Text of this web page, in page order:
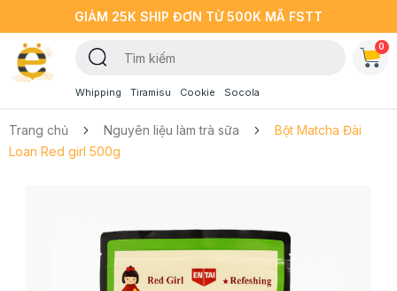
GIẢM 25K SHIP ĐƠN TỪ 500K MÃ FSTT
Whipping Tiramisu Cookie Socola
0
Trang chủ Nguyên liệu làm trà sữa
Bột Matcha Đài
Loan Red girl 500g